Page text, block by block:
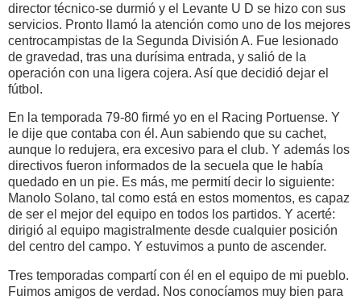
director técnico-se durmió y el Levante U D se hizo con sus
servicios. Pronto llamó la atención como uno de los mejores
centrocampistas de la Segunda División A. Fue lesionado
de gravedad, tras una durísima entrada, y salió de la
operación con una ligera cojera. Así que decidió dejar el
fútbol.
En la temporada 79-80 firmé yo en el Racing Portuense. Y
le dije que contaba con él. Aun sabiendo que su cachet,
aunque lo redujera, era excesivo para el club. Y además los
directivos fueron informados de la secuela que le había
quedado en un pie. Es más, me permití decir lo siguiente:
Manolo Solano, tal como está en estos momentos, es capaz
de ser el mejor del equipo en todos los partidos. Y acerté:
dirigió al equipo magistralmente desde cualquier posición
del centro del campo. Y estuvimos a punto de ascender.
Tres temporadas compartí con él en el equipo de mi pueblo.
Fuimos amigos de verdad. Nos conocíamos muy bien para